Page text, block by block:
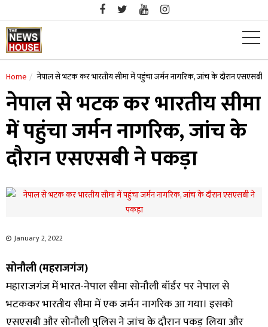
content
Home नेपाल से भटक कर भारतीय सीमा में पहुंचा जर्मन नागरिक, जांच के दौरान एसएसबी
नेपाल से भटक कर भारतीय सीमा
में पहुंचा जर्मन नागरिक, जांच के
दौरान एसएसबी ने पकड़ा
January 2, 2022
सोनौली (महराजगंज)
महाराजगंज में भारत-नेपाल सीमा सोनौली बॉर्डर पर नेपाल से
भटककर भारतीय सीमा में एक जर्मन नागरिक आ गया। इसको
एसएसबी और सोनौली पुलिस ने जांच के दौरान पकड़ लिया और